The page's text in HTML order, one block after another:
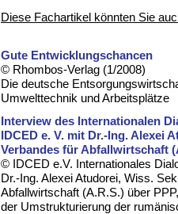
Diese Fachartikel könnten Sie
Gute Entwicklungschancen
© Rhombos-Verlag (1/2008)
Die deutsche
Umwelttechnik und Arbeitsplätze
Interview des Internationalen
IDCED e. V. mit Dr.-Ing. Alexei
Verbandes für Abfallwirtschaft
© IDCED e.V. Internationales
Dr.-Ing. Alexei Atudorei, Wiss.
Abfallwirtschaft (A.R.S.) über
der Umstrukturierung der